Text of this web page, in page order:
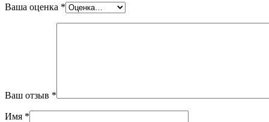
Ваша оценка *
Ваш отзыв *
Имя *